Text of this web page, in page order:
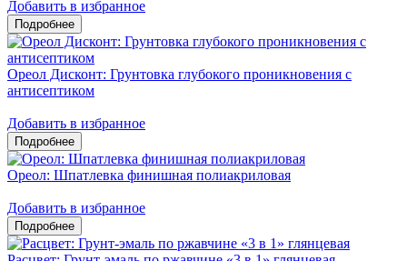
Добавить в избранное
Ореол Дисконт: Грунтовка глубокого проникновения с
антисептиком
Добавить в избранное
Ореол: Шпатлевка финишная полиакриловая
Добавить в избранное